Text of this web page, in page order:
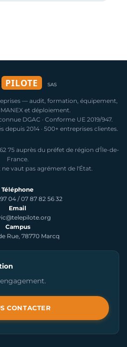
PILOTE SAS
— audit, formation, équipement,
et déploiement.
DGAC · Conforme UE 2019/947.
2014 · 500+ entreprises clientes.
75 auprès du préfet de région d'Île-de-
France.
vaut pas agrément de l'État.
Téléphone
04 /07 87 82 56 32
Email
Campus
Rue, 78770 Marcq
CONTACTER